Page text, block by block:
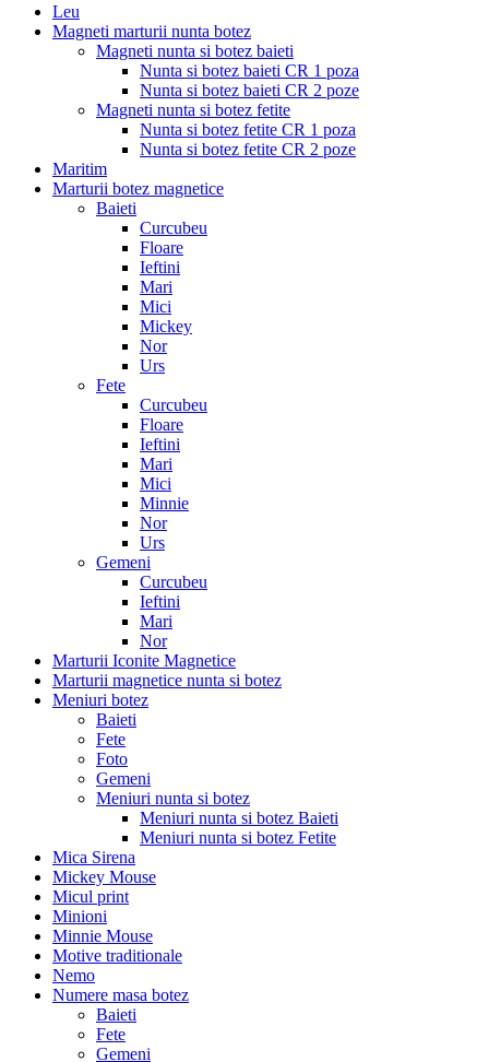
Leu
Magneti marturii nunta botez
Magneti nunta si botez baieti
Nunta si botez baieti CR 1 poza
Nunta si botez baieti CR 2 poze
Magneti nunta si botez fetite
Nunta si botez fetite CR 1 poza
Nunta si botez fetite CR 2 poze
Maritim
Marturii botez magnetice
Baieti
Curcubeu
Floare
Ieftini
Mari
Mici
Mickey
Nor
Urs
Fete
Curcubeu
Floare
Ieftini
Mari
Mici
Minnie
Nor
Urs
Gemeni
Curcubeu
Ieftini
Mari
Nor
Marturii Iconite Magnetice
Marturii magnetice nunta si botez
Meniuri botez
Baieti
Fete
Foto
Gemeni
Meniuri nunta si botez
Meniuri nunta si botez Baieti
Meniuri nunta si botez Fetite
Mica Sirena
Mickey Mouse
Micul print
Minioni
Minnie Mouse
Motive traditionale
Nemo
Numere masa botez
Baieti
Fete
Gemeni